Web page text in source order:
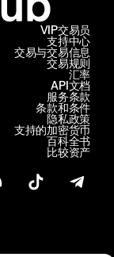
支持中心
交易与交易信息
VIP交易员
交易规则
汇率
API文档
服务条款
条款和条件
隐私政策
支持的加密货币
百科全书
比较资产